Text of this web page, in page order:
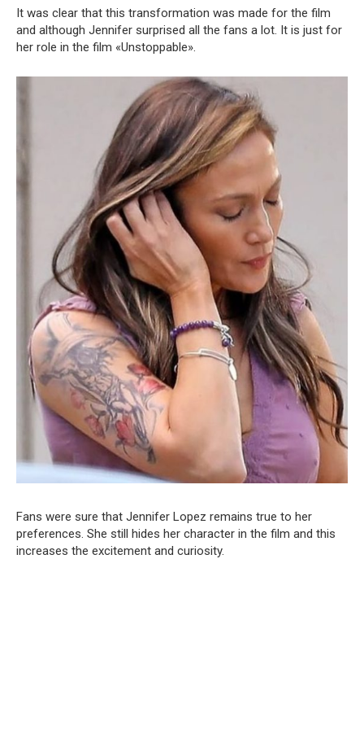
It was clear that this transformation was made for the film
and although Jennifer surprised all the fans a lot. It is just for
her role in the film «Unstoppable».
Fans were sure that Jennifer Lopez remains true to her
preferences. She still hides her character in the film and this
increases the excitement and curiosity.